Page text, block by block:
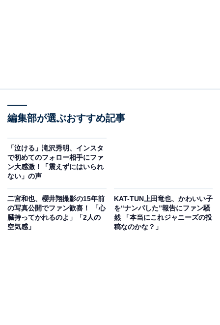
編集部が選ぶおすすめ記事
「泣ける」滝沢秀明、インスタ
で初めてのフォロー相手にファ
ン大感激！「震えずにはいられ
ない」の声
二宮和也、櫻井翔撮影の15年前
の写真公開でファン歓喜！ 「心
臓持ってかれるのよ」「2人の
空気感」
KAT-TUN上田竜也、かわいい子
を“ナンパした”報告にファン騒
然 「本当にこれジャニーズの投
稿なのかな？」